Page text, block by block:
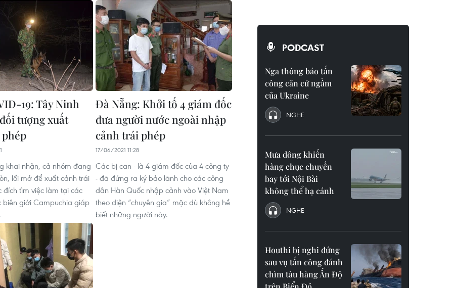
19: Tây Ninh
tượng xuất
khai nhận, cả nhóm đang
lối mở để xuất cảnh trái
đích tìm việc làm tại các
biên giới Campuchia giáp
Đà Nẵng: Khởi tố 4 giám đốc
đưa người nước ngoài nhập
cảnh trái phép
17/06/2021 11:28
Các bị can - là 4 giám đốc của 4 công ty
- đã đứng ra ký bảo lãnh cho các công
dân Hàn Quốc nhập cảnh vào Việt Nam
theo diện “chuyên gia” mặc dù không hề
biết những người này.
PODCAST
Nga thông báo tấn
công căn cứ ngầm
của Ukraine
NGHE
Mưa dông khiến
hàng chục chuyến
bay tới Nội Bài
không thể hạ cánh
NGHE
Houthi bị nghi đứng
sau vụ tấn công đánh
chìm tàu hàng Ấn Độ